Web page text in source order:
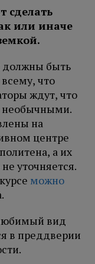
сделать
или иначе
должны быть
что
ждут, что
необычными.
на
центре
а их
уточняется.
можно
вид
в преддверии